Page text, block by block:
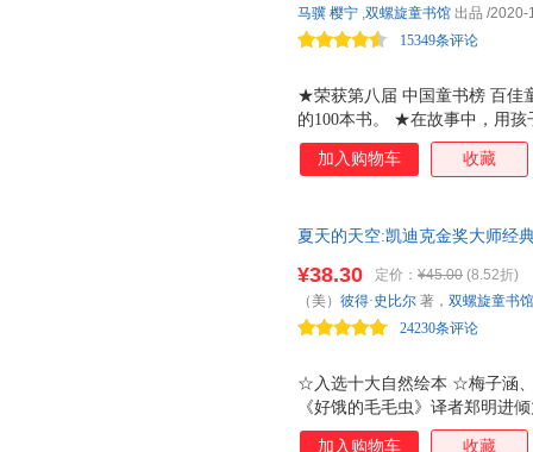
生命的关系，给孩子中国传统
序、香港浸会大学教授推荐。
★荣获第八届 中国童书榜 百佳
的100本书。 ★在故事中，用
考 ★医理之外，更有传统文化
经》《道德经》《神农本草经
省份的小学课堂。作为中华民
该是简单地告诉他们哪一种药
医体系的哲学思想、体悟中医
15349条评论
马骥 樱宁 ,双螺旋童书馆 出品 /2020-
加入购物车 收藏
夏天的天空:凯迪克金奖大师经
美国50年，长踞畅销书榜首，
力。
☆入选十大自然绘本 ☆梅子涵
《好饿的毛毛虫》译者郑明
认的无字图画书大师彼得 史比
¥38.30 定价： ¥45.00 (8.52折)
24230条评论
（美） 彼得·史比尔 著， 双螺旋童书馆
加入购物车 收藏